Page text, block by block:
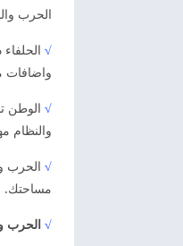
الحرب
√
واضافات
√
والنظام
√ الحرب
مساحتك.
√ الحرب